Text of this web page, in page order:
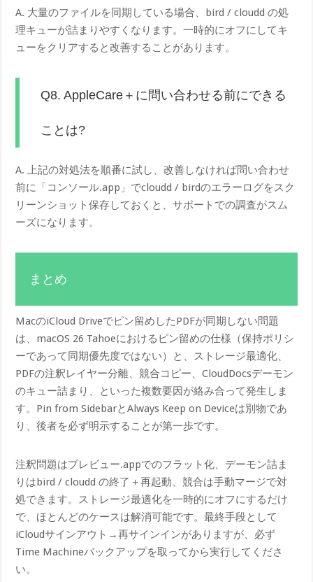
A. 大量のファイルを同期している場合、bird / cloudd の処
理キューが詰まりやすくなります。一時的にオフにしてキ
ューをクリアすると改善することがあります。
Q8. AppleCare＋に問い合わせる前にできる
ことは?
A. 上記の対処法を順番に試し、改善しなければ問い合わせ
前に「コンソール.app」でcloudd / birdのエラーログをスク
リーンショット保存しておくと、サポートでの調査がスム
ーズになります。
まとめ
MacのiCloud Driveでピン留めしたPDFが同期しない問題
は、macOS 26 Tahoeにおけるピン留めの仕様（保持ポリシ
ーであって同期優先度ではない）と、ストレージ最適化、
PDFの注釈レイヤー分離、競合コピー、CloudDocsデーモン
のキュー詰まり、といった複数要因が絡み合って発生しま
す。Pin from SidebarとAlways Keep on Deviceは別物であ
り、後者を必ず明示することが第一歩です。
注釈問題はプレビュー.appでのフラット化、デーモン詰ま
りはbird / cloudd の終了＋再起動、競合は手動マージで対
処できます。ストレージ最適化を一時的にオフにするだけ
で、ほとんどのケースは解消可能です。最終手段として
iCloudサインアウト→再サインインがありますが、必ず
Time Machineバックアップを取ってから実行してくださ
い。